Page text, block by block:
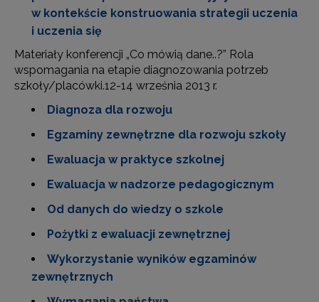
w kontekście konstruowania strategii uczenia
i uczenia się
Materiały konferencji „Co mówią dane..?” Rola
wspomagania na etapie diagnozowania potrzeb
szkoły/placówki.12-14 września 2013 r.
Diagnoza dla rozwoju
Egzaminy zewnętrzne dla rozwoju szkoły
Ewaluacja w praktyce szkolnej
Ewaluacja w nadzorze pedagogicznym
Od danych do wiedzy o szkole
Pożytki z ewaluacji zewnętrznej
Wykorzystanie wyników egzaminów
zewnętrznych